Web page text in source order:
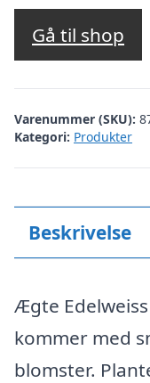
Gå til shop
Varenummer (SKU):
Kategori: Produkter
Beskrivelse
Ægte
kommer med
blomster.